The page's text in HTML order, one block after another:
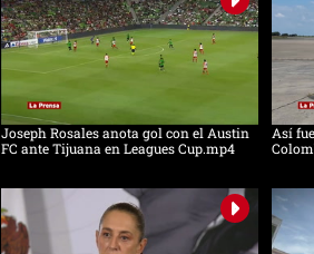
Joseph Rosales anota gol con el Austin
FC ante Tijuana en Leagues Cup.mp4
Así